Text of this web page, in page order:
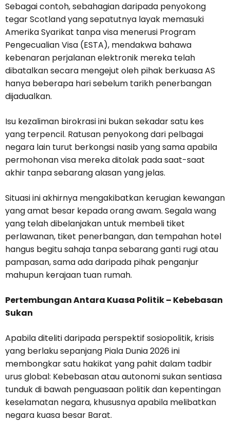
Sebagai contoh, sebahagian daripada penyokong
tegar Scotland yang sepatutnya layak memasuki
Amerika Syarikat tanpa visa menerusi Program
Pengecualian Visa (ESTA), mendakwa bahawa
kebenaran perjalanan elektronik mereka telah
dibatalkan secara mengejut oleh pihak berkuasa AS
hanya beberapa hari sebelum tarikh penerbangan
dijadualkan.
Isu kezaliman birokrasi ini bukan sekadar satu kes
yang terpencil. Ratusan penyokong dari pelbagai
negara lain turut berkongsi nasib yang sama apabila
permohonan visa mereka ditolak pada saat-saat
akhir tanpa sebarang alasan yang jelas.
Situasi ini akhirnya mengakibatkan kerugian kewangan
yang amat besar kepada orang awam. Segala wang
yang telah dibelanjakan untuk membeli tiket
perlawanan, tiket penerbangan, dan tempahan hotel
hangus begitu sahaja tanpa sebarang ganti rugi atau
pampasan, sama ada daripada pihak penganjur
mahupun kerajaan tuan rumah.
Pertembungan Antara Kuasa Politik – Kebebasan
Sukan
Apabila diteliti daripada perspektif sosiopolitik, krisis
yang berlaku sepanjang Piala Dunia 2026 ini
membongkar satu hakikat yang pahit dalam tadbir
urus global: Kebebasan atau autonomi sukan sentiasa
tunduk di bawah penguasaan politik dan kepentingan
keselamatan negara, khususnya apabila melibatkan
negara kuasa besar Barat.